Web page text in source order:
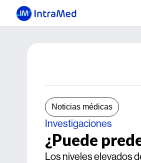
Noticias médicas
Investigaciones
¿Puede
Los niveles elevados